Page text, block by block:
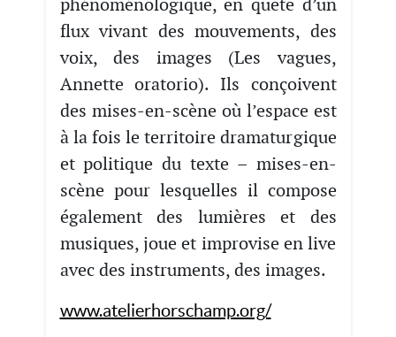
flux vivant des mouvements, des
voix, des images (Les vagues,
Annette oratorio). Ils conçoivent
des mises-en-scène où l’espace est
à la fois le territoire dramaturgique
et politique du texte – mises-en-
scène pour lesquelles il compose
également des lumières et des
musiques, joue et improvise en live
avec des instruments, des images.
www.atelierhorschamp.org/